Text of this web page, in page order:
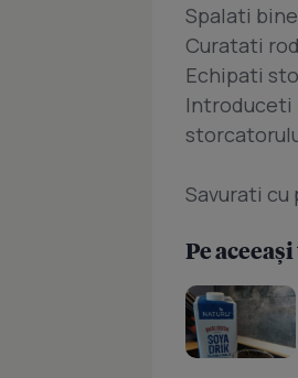
Spalati
Curatati
Echipati
Introduceti
Savurati cu
Pe